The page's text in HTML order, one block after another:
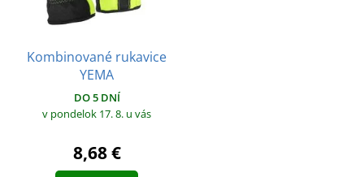
Kombinované rukavice
YEMA
DO 5 DNÍ
v pondelok 17. 8. u vás
8,68 €